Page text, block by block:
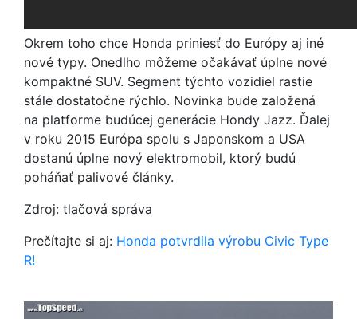
Okrem toho chce Honda priniesť do Európy aj iné
nové typy. Onedlho môžeme očakávať úplne nové
kompaktné SUV. Segment týchto vozidiel rastie
stále dostatočne rýchlo. Novinka bude založená
na platforme budúcej generácie Hondy Jazz. Ďalej
v roku 2015 Európa spolu s Japonskom a USA
dostanú úplne nový elektromobil, ktorý budú
poháňať palivové články.
Zdroj: tlačová správa
Prečítajte si aj: Honda potvrdila výrobu Civic Type
R!